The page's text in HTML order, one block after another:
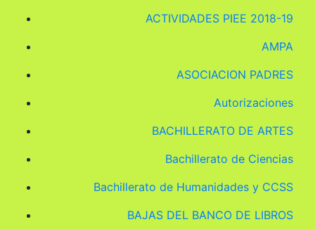
ACTIVIDADES PIEE 2018-19
AMPA
ASOCIACION PADRES
Autorizaciones
BACHILLERATO DE ARTES
Bachillerato de Ciencias
Bachillerato de Humanidades y CCSS
BAJAS DEL BANCO DE LIBROS